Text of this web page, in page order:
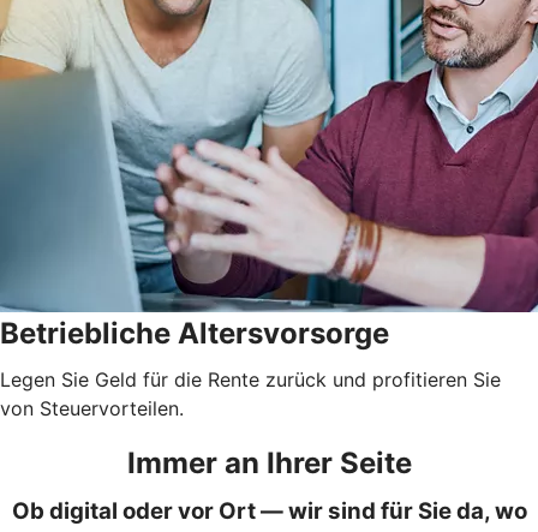
Betriebliche Altersvorsorge
Legen Sie Geld für die Rente zurück und profitieren Sie
von Steuervorteilen.
Immer an Ihrer Seite
Ob digital oder vor Ort — wir sind für Sie da, wo